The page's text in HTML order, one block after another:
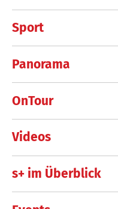
Sport
Panorama
OnTour
Videos
s+ im Überblick